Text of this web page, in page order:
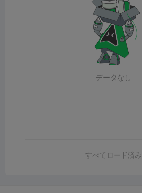
データなし
すべてロード済み